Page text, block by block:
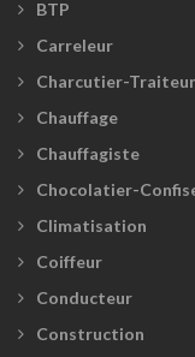
BTP
Carreleur
Charcutier-Traiteur
Chauffage
Chauffagiste
Chocolatier-
Climatisation
Coiffeur
Conducteur
Construction